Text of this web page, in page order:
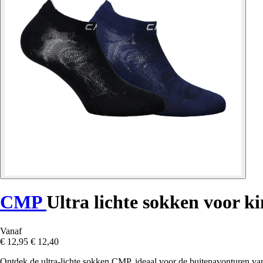
CMPUltra lichte sokken voor
Vanaf
€ 12,95 € 12,40